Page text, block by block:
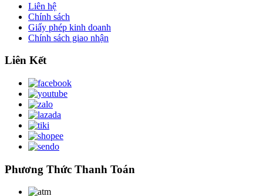
Liên hệ
Chính sách
Giấy phép kinh doanh
Chính sách giao nhận
Liên Kết
Phương Thức Thanh Toán